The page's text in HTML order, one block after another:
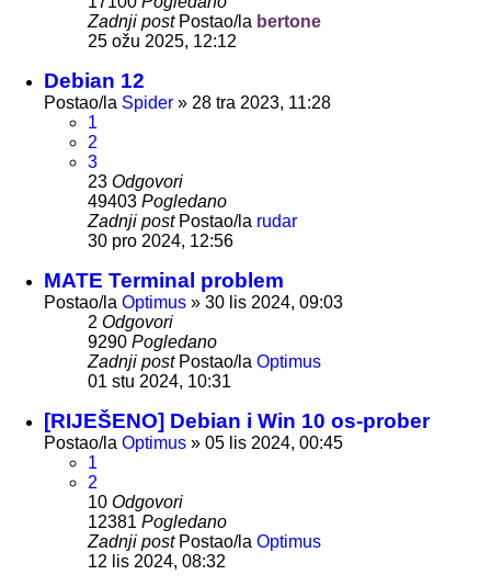
Zadnji post Postao/la bertone
25 ožu 2025, 12:12
Debian 12
Postao/la Spider » 28 tra 2023, 11:28
1
2
3
23 Odgovori
49403 Pogledano
Zadnji post Postao/la rudar
30 pro 2024, 12:56
MATE Terminal problem
Postao/la Optimus » 30 lis 2024, 09:03
2 Odgovori
9290 Pogledano
Zadnji post Postao/la Optimus
01 stu 2024, 10:31
[RIJEŠENO] Debian i Win 10 os-prober
Postao/la Optimus » 05 lis 2024, 00:45
1
2
10 Odgovori
12381 Pogledano
Zadnji post Postao/la Optimus
12 lis 2024, 08:32